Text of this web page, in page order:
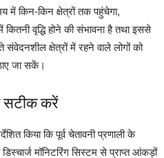
में किन-किन क्षेत्रों तक पहुंचेगा,
वृद्धि होने की संभावना है तथा इससे
संवेदनशील क्षेत्रों में रहने वाले लोगों को
जा सकें।
सटीक करें
किया कि पूर्व चेतावनी प्रणाली के
मॉनिटरिंग सिस्टम से प्राप्त आंकड़ों